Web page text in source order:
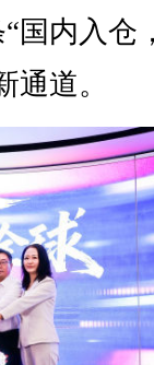
国内入仓
道。